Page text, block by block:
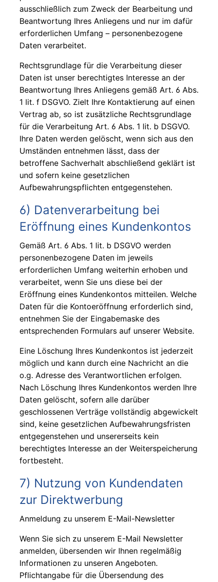
ausschließlich zum Zweck der Bearbeitung und
Beantwortung Ihres Anliegens und nur im dafür
erforderlichen Umfang – personenbezogene
Daten verarbeitet.
Rechtsgrundlage für die Verarbeitung dieser
Daten ist unser berechtigtes Interesse an der
Beantwortung Ihres Anliegens gemäß Art. 6 Abs.
1 lit. f DSGVO. Zielt Ihre Kontaktierung auf einen
Vertrag ab, so ist zusätzliche Rechtsgrundlage
für die Verarbeitung Art. 6 Abs. 1 lit. b DSGVO.
Ihre Daten werden gelöscht, wenn sich aus den
Umständen entnehmen lässt, dass der
betroffene Sachverhalt abschließend geklärt ist
und sofern keine gesetzlichen
Aufbewahrungspflichten entgegenstehen.
6) Datenverarbeitung bei
Eröffnung eines Kundenkontos
Gemäß Art. 6 Abs. 1 lit. b DSGVO werden
personenbezogene Daten im jeweils
erforderlichen Umfang weiterhin erhoben und
verarbeitet, wenn Sie uns diese bei der
Eröffnung eines Kundenkontos mitteilen. Welche
Daten für die Kontoeröffnung erforderlich sind,
entnehmen Sie der Eingabemaske des
entsprechenden Formulars auf unserer Website.
Eine Löschung Ihres Kundenkontos ist jederzeit
möglich und kann durch eine Nachricht an die
o.g. Adresse des Verantwortlichen erfolgen.
Nach Löschung Ihres Kundenkontos werden Ihre
Daten gelöscht, sofern alle darüber
geschlossenen Verträge vollständig abgewickelt
sind, keine gesetzlichen Aufbewahrungsfristen
entgegenstehen und unsererseits kein
berechtigtes Interesse an der Weiterspeicherung
fortbesteht.
7) Nutzung von Kundendaten
zur Direktwerbung
Anmeldung zu unserem E-Mail-Newsletter
Wenn Sie sich zu unserem E-Mail Newsletter
anmelden, übersenden wir Ihnen regelmäßig
Informationen zu unseren Angeboten.
Pflichtangabe für die Übersendung des